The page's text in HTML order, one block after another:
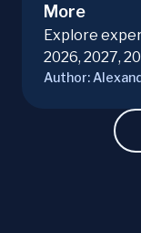
More
Explore
2026, 2027,
diving into
investment
Author: